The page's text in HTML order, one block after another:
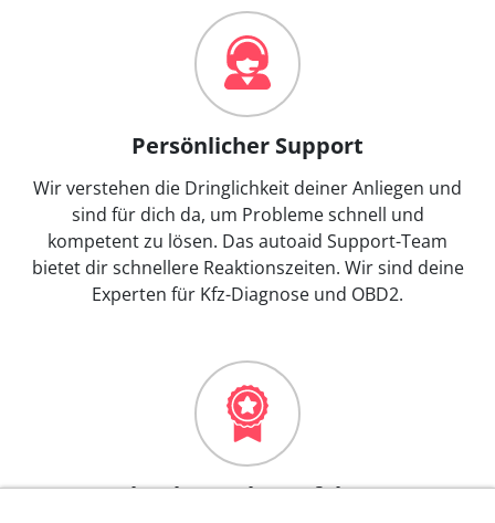
Persönlicher Support
Wir verstehen die Dringlichkeit deiner Anliegen und
sind für dich da, um Probleme schnell und
kompetent zu lösen. Das autoaid Support-Team
bietet dir schnellere Reaktionszeiten. Wir sind deine
Experten für Kfz-Diagnose und OBD2.
Mehr als 10 Jahre Erfahrung